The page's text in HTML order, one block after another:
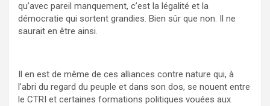
qu’avec pareil manquement, c’est la légalité et la
démocratie qui sortent grandies. Bien sûr que non. Il ne
saurait en être ainsi.
Il en est de même de ces alliances contre nature qui, à
l’abri du regard du peuple et dans son dos, se nouent entre
le CTRI et certaines formations politiques vouées aux